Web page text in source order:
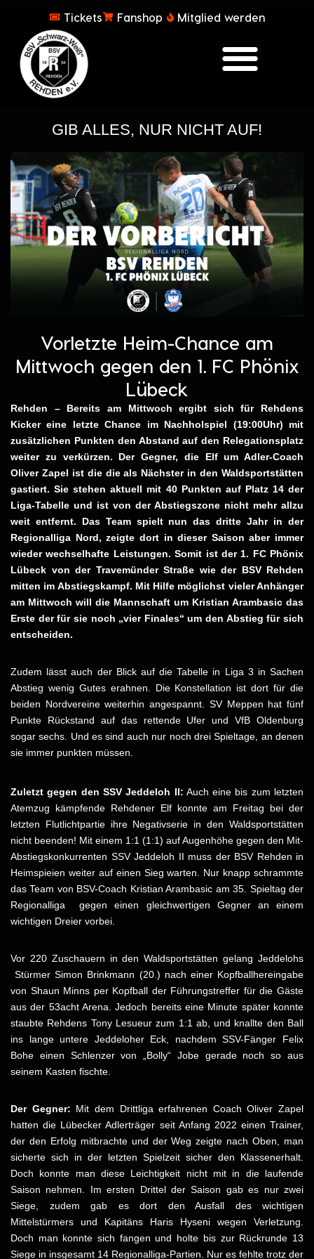
Tickets Fanshop Mitglied werden
GIB ALLES, NUR NICHT AUF!
Vorletzte Heim-Chance am
Mittwoch gegen den 1. FC Phönix
Lübeck
Rehden – Bereits am Mittwoch ergibt sich für Rehdens
Kicker eine letzte Chance im Nachholspiel (19:00Uhr) mit
zusätzlichen Punkten den Abstand auf den Relegationsplatz
weiter zu verkürzen. Der Gegner, die Elf um Adler-Coach
Oliver Zapel ist die die als Nächster in den Waldsportstätten
gastiert. Siestehen aktuell mit 40 Punkten auf Platz 14 der
Liga-Tabelle und ist von der Abstiegszone nicht mehr allzu
weit entfernt. Das Team spielt nun das dritte Jahr in der
Regionalliga Nord, zeigte dort in dieser Saison aber immer
wieder wechselhafte Leistungen. Somit ist der 1. FC Phönix
Lübeck von der Travemünder Straße wie der BSV Rehden
mitten im Abstiegskampf. Mit Hilfe möglichst vieler Anhänger
am Mittwoch will die Mannschaft um Kristian Arambasic das
Erste der für sie noch „vier Finales“ um den Abstieg für sich
entscheiden.
Zudem lässt auch der Blick auf die Tabelle in Liga 3 in Sachen
Abstieg wenig Gutes erahnen. Die Konstellation ist dort für die
beiden Nordvereine weiterhin angespannt. SV Meppen hat fünf
Punkte Rückstand auf das rettende Ufer und VfB Oldenburg
sogar sechs. Und es sind auch nur noch drei Spieltage, an denen
sie immer punkten müssen.
Zuletzt gegen den SSV Jeddeloh II: Auch eine bis zum letzten
Atemzug kämpfende Rehdener Elf konnte am Freitag bei der
letzten Flutlichtpartie ihre Negativserie in den Waldsportstätten
nicht beenden! Mit einem 1:1 (1:1) auf Augenhöhe gegen den Mit-
Abstiegskonkurrenten SSV Jeddeloh II muss der BSV Rehden in
Heimspieien weiter auf einen Sieg warten. Nur knapp schrammte
das Team von BSV-Coach Kristian Arambasic am 35. Spieltag der
Regionalliga gegen einen gleichwertigen Gegner an einem
wichtigen Dreier vorbei.
Vor 220 Zuschauern in den Waldsportstätten gelang Jeddelohs
Stürmer Simon Brinkmann (20.) nach einer Kopfballhereingabe
von Shaun Minns per Kopfball der Führungstreffer für die Gäste
aus der 53acht Arena. Jedoch bereits eine Minute später konnte
staubte Rehdens Tony Lesueur zum 1:1 ab, und knallte den Ball
ins lange untere Jeddeloher Eck, nachdem SSV-Fänger Felix
Bohe einen Schlenzer von „Bolly“ Jobe gerade noch so aus
seinem Kasten fischte.
Der Gegner: Mit dem Drittliga erfahrenen Coach Oliver Zapel
hatten die Lübecker Adlerträger seit Anfang 2022 einen Trainer,
der den Erfolg mitbrachte und der Weg zeigte nach Oben, man
sicherte sich in der letzten Spielzeit sicher den Klassenerhalt.
Doch konnte man diese Leichtigkeit nicht mit in die laufende
Saison nehmen. Im ersten Drittel der Saison gab es nur zwei
Siege, zudem gab es dort den Ausfall des wichtigen
Mittelstürmers und Kapitäns Haris Hyseni wegen Verletzung.
Doch man konnte sich fangen und holte bis zur Rückrunde 13
Siege in insgesamt 14 Regionalliga-Partien. Nur es fehlte trotz der